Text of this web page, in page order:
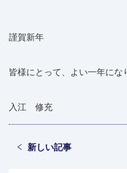
謹賀新年
皆様にとって、よい一年にな
入江 修充
新しい記事